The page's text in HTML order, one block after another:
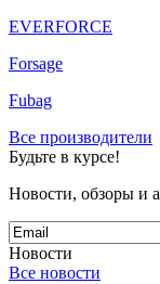
EVERFORCE
Forsage
Fubag
Все производители
Будьте в курсе!
Новости, обзоры и
Новости
Все новости